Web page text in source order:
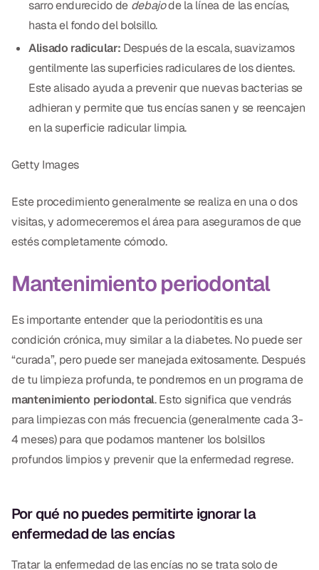
sarro endurecido de debajode la línea de las encías,
hasta el fondo del bolsillo.
Alisado radicular: Después de la escala, suavizamos
gentilmente las superficies radiculares de los dientes.
Este alisado ayuda a prevenir que nuevas bacterias se
adhieran y permite que tus encías sanen y se reencajen
en la superficie radicular limpia.
Getty Images
Este procedimiento generalmente se realiza en una o dos
visitas, y adormeceremos el área para asegurarnos de que
estés completamente cómodo.
Mantenimiento periodontal
Es importante entender que la periodontitis es una
condición crónica, muy similar a la diabetes. No puede ser
“curada”, pero puede ser manejada exitosamente. Después
de tu limpieza profunda, te pondremos en un programa de
mantenimiento periodontal. Esto significa que vendrás
para limpiezas con más frecuencia (generalmente cada 3-
4 meses) para que podamos mantener los bolsillos
profundos limpios y prevenir que la enfermedad regrese.
Por qué no puedes permitirte ignorar la
enfermedad de las encías
Tratar la enfermedad de las encías no se trata solo de